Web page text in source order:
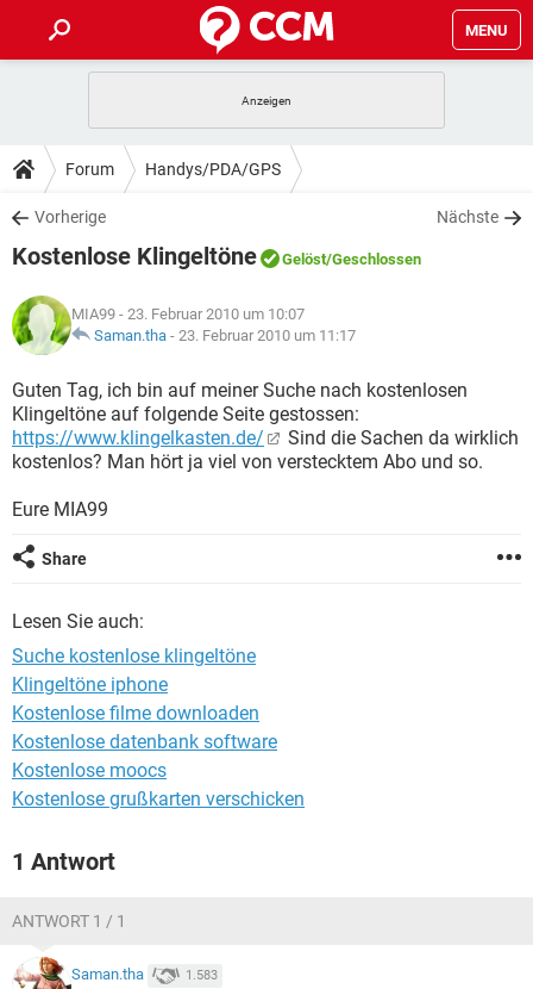
MENU
ANDROID IOS
WINDOWS 10
WHATSAPP TIKTOK
FACEBOOK
TIPPS & TRICKS
SPIELE STREAMING
WHATSAPP TIKTOK
FACEBOOK
DOWNLOADS
SPIELE STREAMING
ANDROID
WINDOWS 10 INSTAGRAM
WHATSAPP TIKTOK
FACEBOOK HARDWARE
SPIELE STREAMING
ANDROID
WINDOWS 10 INSTAGRAM
WHATSAPP TIKTOK
LEXIKON
SPIELE STREAMING
ANDROID IOS
WINDOWS 10 INSTAGRAM
WHATSAPP
FACEBOOK
Forum Handys/PDA/GPS
Vorherige Nächste
Kostenlose Klingeltöne Gelöst/Geschlossen
MIA99 - 23. Februar 2010 um 10:07
Saman.tha - 23. Februar 2010 um 11:17
Guten Tag, ich bin auf meiner Suche nach kostenlosen
Klingeltöne auf folgende Seite gestossen:
https://www.klingelkasten.de/
Sind die Sachen da wirklich
kostenlos? Man hört ja viel von verstecktem Abo und so.
Eure MIA99
Share
Lesen Sie auch:
Suche kostenlose klingeltöne
Klingeltöne iphone
Kostenlose filme downloaden
Kostenlose datenbank software
Kostenlose moocs
Kostenlose grußkarten verschicken
1 Antwort
ANTWORT 1 / 1
Saman.tha 1.583